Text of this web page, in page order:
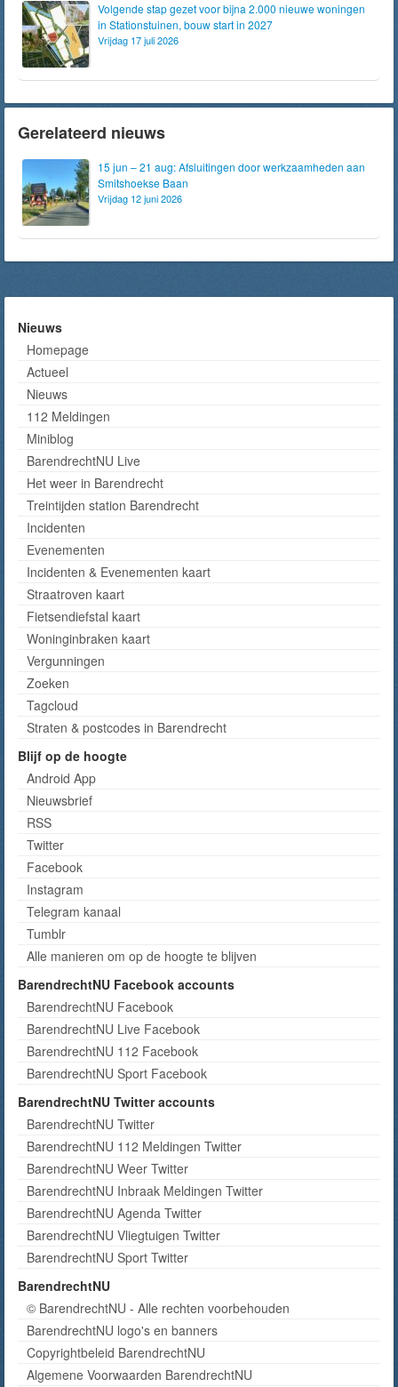
Volgende stap gezet voor bijna 2.000 nieuwe woningen
in Stationstuinen, bouw start in 2027
Vrijdag 17 juli 2026
Gerelateerd nieuws
15 jun – 21 aug: Afsluitingen door werkzaamheden aan
Smitshoekse Baan
Vrijdag 12 juni 2026
Nieuws
Homepage
Actueel
Nieuws
112 Meldingen
Miniblog
BarendrechtNU Live
Het weer in Barendrecht
Treintijden station Barendrecht
Incidenten
Evenementen
Incidenten & Evenementen kaart
Straatroven kaart
Fietsendiefstal kaart
Woninginbraken kaart
Vergunningen
Zoeken
Tagcloud
Straten & postcodes in Barendrecht
Blijf op de hoogte
Android App
Nieuwsbrief
RSS
Twitter
Facebook
Instagram
Telegram kanaal
Tumblr
Alle manieren om op de hoogte te blijven
BarendrechtNU Facebook accounts
BarendrechtNU Facebook
BarendrechtNU Live Facebook
BarendrechtNU 112 Facebook
BarendrechtNU Sport Facebook
BarendrechtNU Twitter accounts
BarendrechtNU Twitter
BarendrechtNU 112 Meldingen Twitter
BarendrechtNU Weer Twitter
BarendrechtNU Inbraak Meldingen Twitter
BarendrechtNU Agenda Twitter
BarendrechtNU Vliegtuigen Twitter
BarendrechtNU Sport Twitter
BarendrechtNU
© BarendrechtNU - Alle rechten voorbehouden
BarendrechtNU logo's en banners
Copyrightbeleid BarendrechtNU
Algemene Voorwaarden BarendrechtNU